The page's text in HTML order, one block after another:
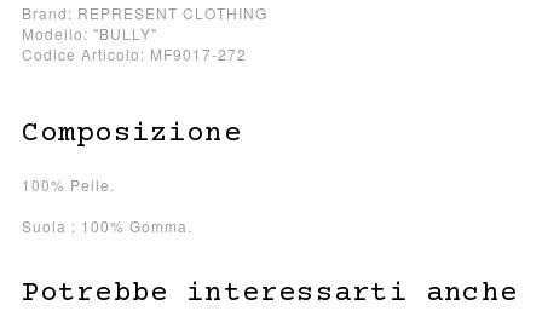
Brand: REPRESENT CLOTHING
Modello: "BULLY"
Codice Articolo: MF9017-272
Composizione
100% Pelle.
Suola : 100% Gomma.
Potrebbe interessarti anche